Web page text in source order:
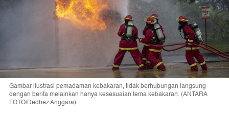
Gambar ilustrasi pemadaman kebakaran, tidak berhubungan langsung
dengan berita melainkan hanya kesesuaian tema kebakaran. (ANTARA
FOTO/Dedhez Anggara)